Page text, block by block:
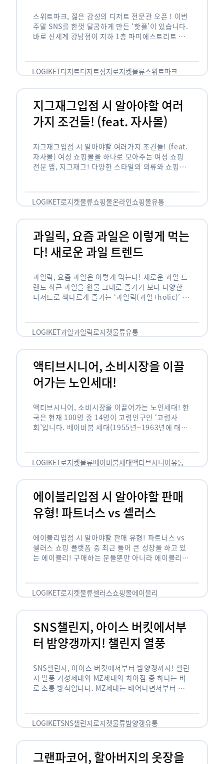
스위트파크, 젊은 감성의 디저트 전문관 오픈 ! 이번
주말 SNS를 한껏 달콤하게 만든 ‘핫플’이 있습니다.
바로 신세계 강남점이 지하 1층 파미에스트리트 분
LOGIKET디저트디저트성지로지켓물류스위트파크
지그재그입점 시 알아야할 여러
가지 조건들! (feat. 자사몰)
지그재그입점 시 알아야할 여러가지 조건들! (feat.
자사몰) 여성 쇼핑몰을 하나로 모아주는 여성 쇼핑
전문 앱, 지그재그! 다양한 스타일의 의류와 쇼핑몰
LOGIKET로지켓물류쇼핑몰온라인쇼핑몰유통
과일릭, 요즘 과일은 이렇게 먹는
다! 새로운 과일 트렌드
과일릭, 요즘 과일은 이렇게 먹는다! 새로운 과일 트
렌드 최근 과일을 원물 그대로 즐기기 보다 다양한
디저트로 색다르게 즐기는 ‘과일릭(과일+holic)’ 트
…
LOGIKET과일과일릭로지켓물류유통
액티브시니어, 소비시장을 이끌
어가는 노인세대!
액티브시니어, 소비시장을 이끌어가는 노인세대! 한
국은 현재 100명 중 14명이 고령인구인 ‘고령사
회’입니다. 베이비붐 세대(1955년~1963년에 태어
오고 있습니다. 하지만 사회가 늙어가는 …
LOGIKET로지켓물류베이비붐세대액티브시니어유통
에이블리입점 시 알아야할 판매
유형! 파트너스 vs 셀러스
에이블리입점 시 알아야할 판매 유형! 파트너스 vs
셀러스 쇼핑 플랫폼 중 최근 들어 큰 성장을 하고 있
는 에이블리! 구매하는 분들뿐만 아니라 에이블리에
LOGIKET로지켓물류셀러스쇼핑몰에이블리
SNS챌린지, 아이스 버킷에서부
터 밤양갱까지! 챌린지 열풍
SNS챌린지, 아이스 버킷에서부터 밤양갱까지! 챌린
지 열풍 기성세대와 MZ세대의 차이점 중 하나는 바
로 소통 방식입니다. MZ세대는 태어나면서부터 디
도 능숙한 …
LOGIKETSNS챌린지로지켓물류밤양갱유통
그랜파코어, 할아버지의 옷장을